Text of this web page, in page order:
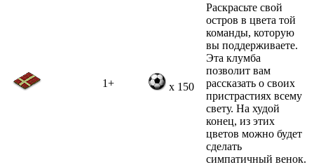
1+ x 150
Раскрасьте свой
остров в цвета той
команды, которую
вы поддерживаете.
Эта клумба
позволит вам
рассказать о своих
пристрастиях всему
свету. На худой
конец, из этих
цветов можно будет
сделать
симпатичный венок.